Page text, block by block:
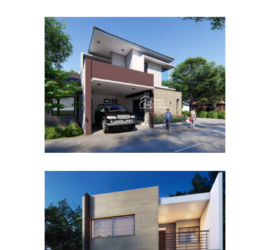
Desain Rumah Hook
Alternatif di Cibubur
DESAIN RUMAH TERBAIK
Desain Rumah Taman
Mutiara di Cibinong Bogor
DESAIN RUMAH TERBAIK